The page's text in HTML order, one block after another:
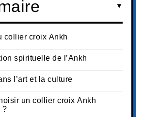
collier croix Ankh
spirituelle de l’Ankh
l’art et la culture
un collier croix Ankh
?